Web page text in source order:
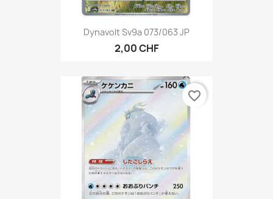
Dynavolt Sv9a 073/063 JP
2,00 CHF
favorite_border